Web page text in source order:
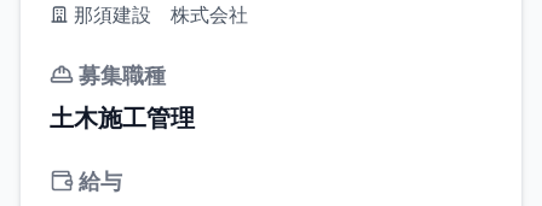
那須建設 株式会社
募集職種
土木施工管理
給与